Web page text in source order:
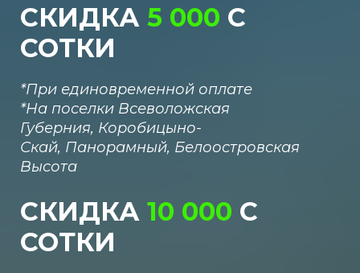
СКИДКА 5 000 С
СОТКИ
*При единовременной оплате
*На поселки Всеволожская
Губерния, Коробицыно-
Скай, Панорамный, Белоостровская
Высота
СКИДКА 10 000 С
СОТКИ